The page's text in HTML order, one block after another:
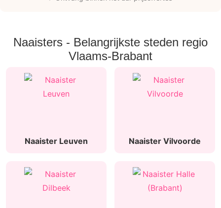
Naaisters - Belangrijkste steden regio
Vlaams-Brabant
Naaister Leuven Naaister Vilvoorde